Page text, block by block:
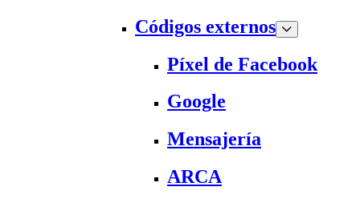
Códigos externos
Píxel de Facebook
Google
Mensajería
ARCA